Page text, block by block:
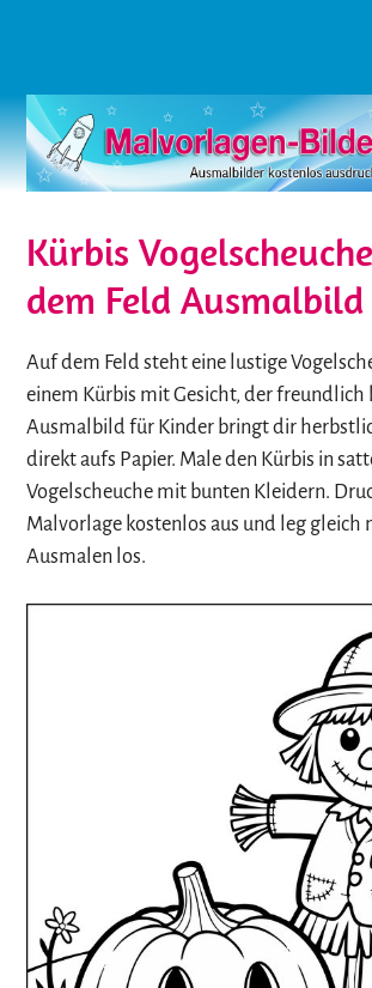
Kürbis
dem Feld Ausmalbild
Auf dem Feld steht eine lustige
einem Kürbis mit Gesicht, der freundlich
Ausmalbild für Kinder bringt dir
direkt aufs Papier. Male den Kürbis in
Vogelscheuche mit bunten Kleidern.
Malvorlage kostenlos aus und leg gleich
Ausmalen los.